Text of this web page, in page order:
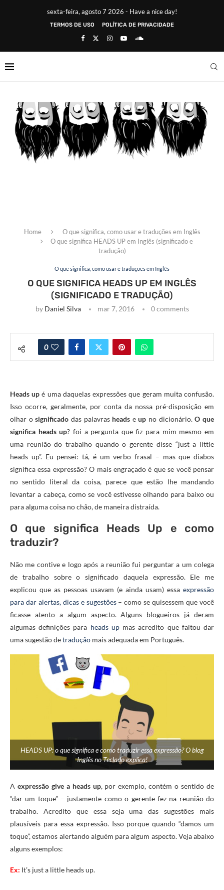
sexta-feira, agosto 7 2026 - Have a nice day!
TERMOS DE USO POLÍTICA DE PRIVACIDADE
Home
O que significa, como usar e traduções em Inglês
O que significa HEADS UP em Inglês (significado e
tradução)
O que significa, como usar e traduções em Inglês
O QUE SIGNIFICA HEADS UP EM INGLÊS
(SIGNIFICADO E TRADUÇÃO)
by Daniel Silva mar 7, 2016 0 comments
0
Heads upé uma daquelas expressões que geram muita confusão.
Isso ocorre, geralmente, por conta da nossa pré-disposição em
olhar osignificado das palavras heads eup no dicionário.O que
significa heads up? foi a pergunta que fiz para mim mesmo em
uma reunião do trabalho quando o gerente disse “just a little
heads up”. Eu pensei: tá, é um verbo frasal – mas que diabos
significa essa expressão? O mais engraçado é que se você pensar
no sentido literal da coisa, parece que estão lhe mandando
levantar a cabeça, como se você estivesse olhando para baixo ou
para alguma coisa no chão, de maneira distraída.
O que significa Heads Up e como
traduzir?
Não me contive e logo após a reunião fui perguntar a um colega
de trabalho sobre o significado daquela expressão. Ele me
explicou que as pessoas usavam (e ainda usam) essa expressão
para dar alertas, dicas e sugestões– como se quisessem que você
ficasse atento a algum aspecto. Alguns blogueiros já deram
algumas definições para heads upmas acredito que faltou dar
uma sugestão detradução mais adequada em Português.
HEADS UP: o que significa e como traduzir essa expressão? O blog
Inglês no Teclado explica!
A expressão give a heads up, por exemplo, contém o sentido de
“dar um toque” – justamente como o gerente fez na reunião do
trabalho. Acredito que essa seja uma das sugestões mais
plausíveis para essa expressão. Isso porque quando “damos um
toque”, estamos alertando alguém para algum aspecto. Veja abaixo
alguns exemplos:
Ex: It’s just a little heads up.